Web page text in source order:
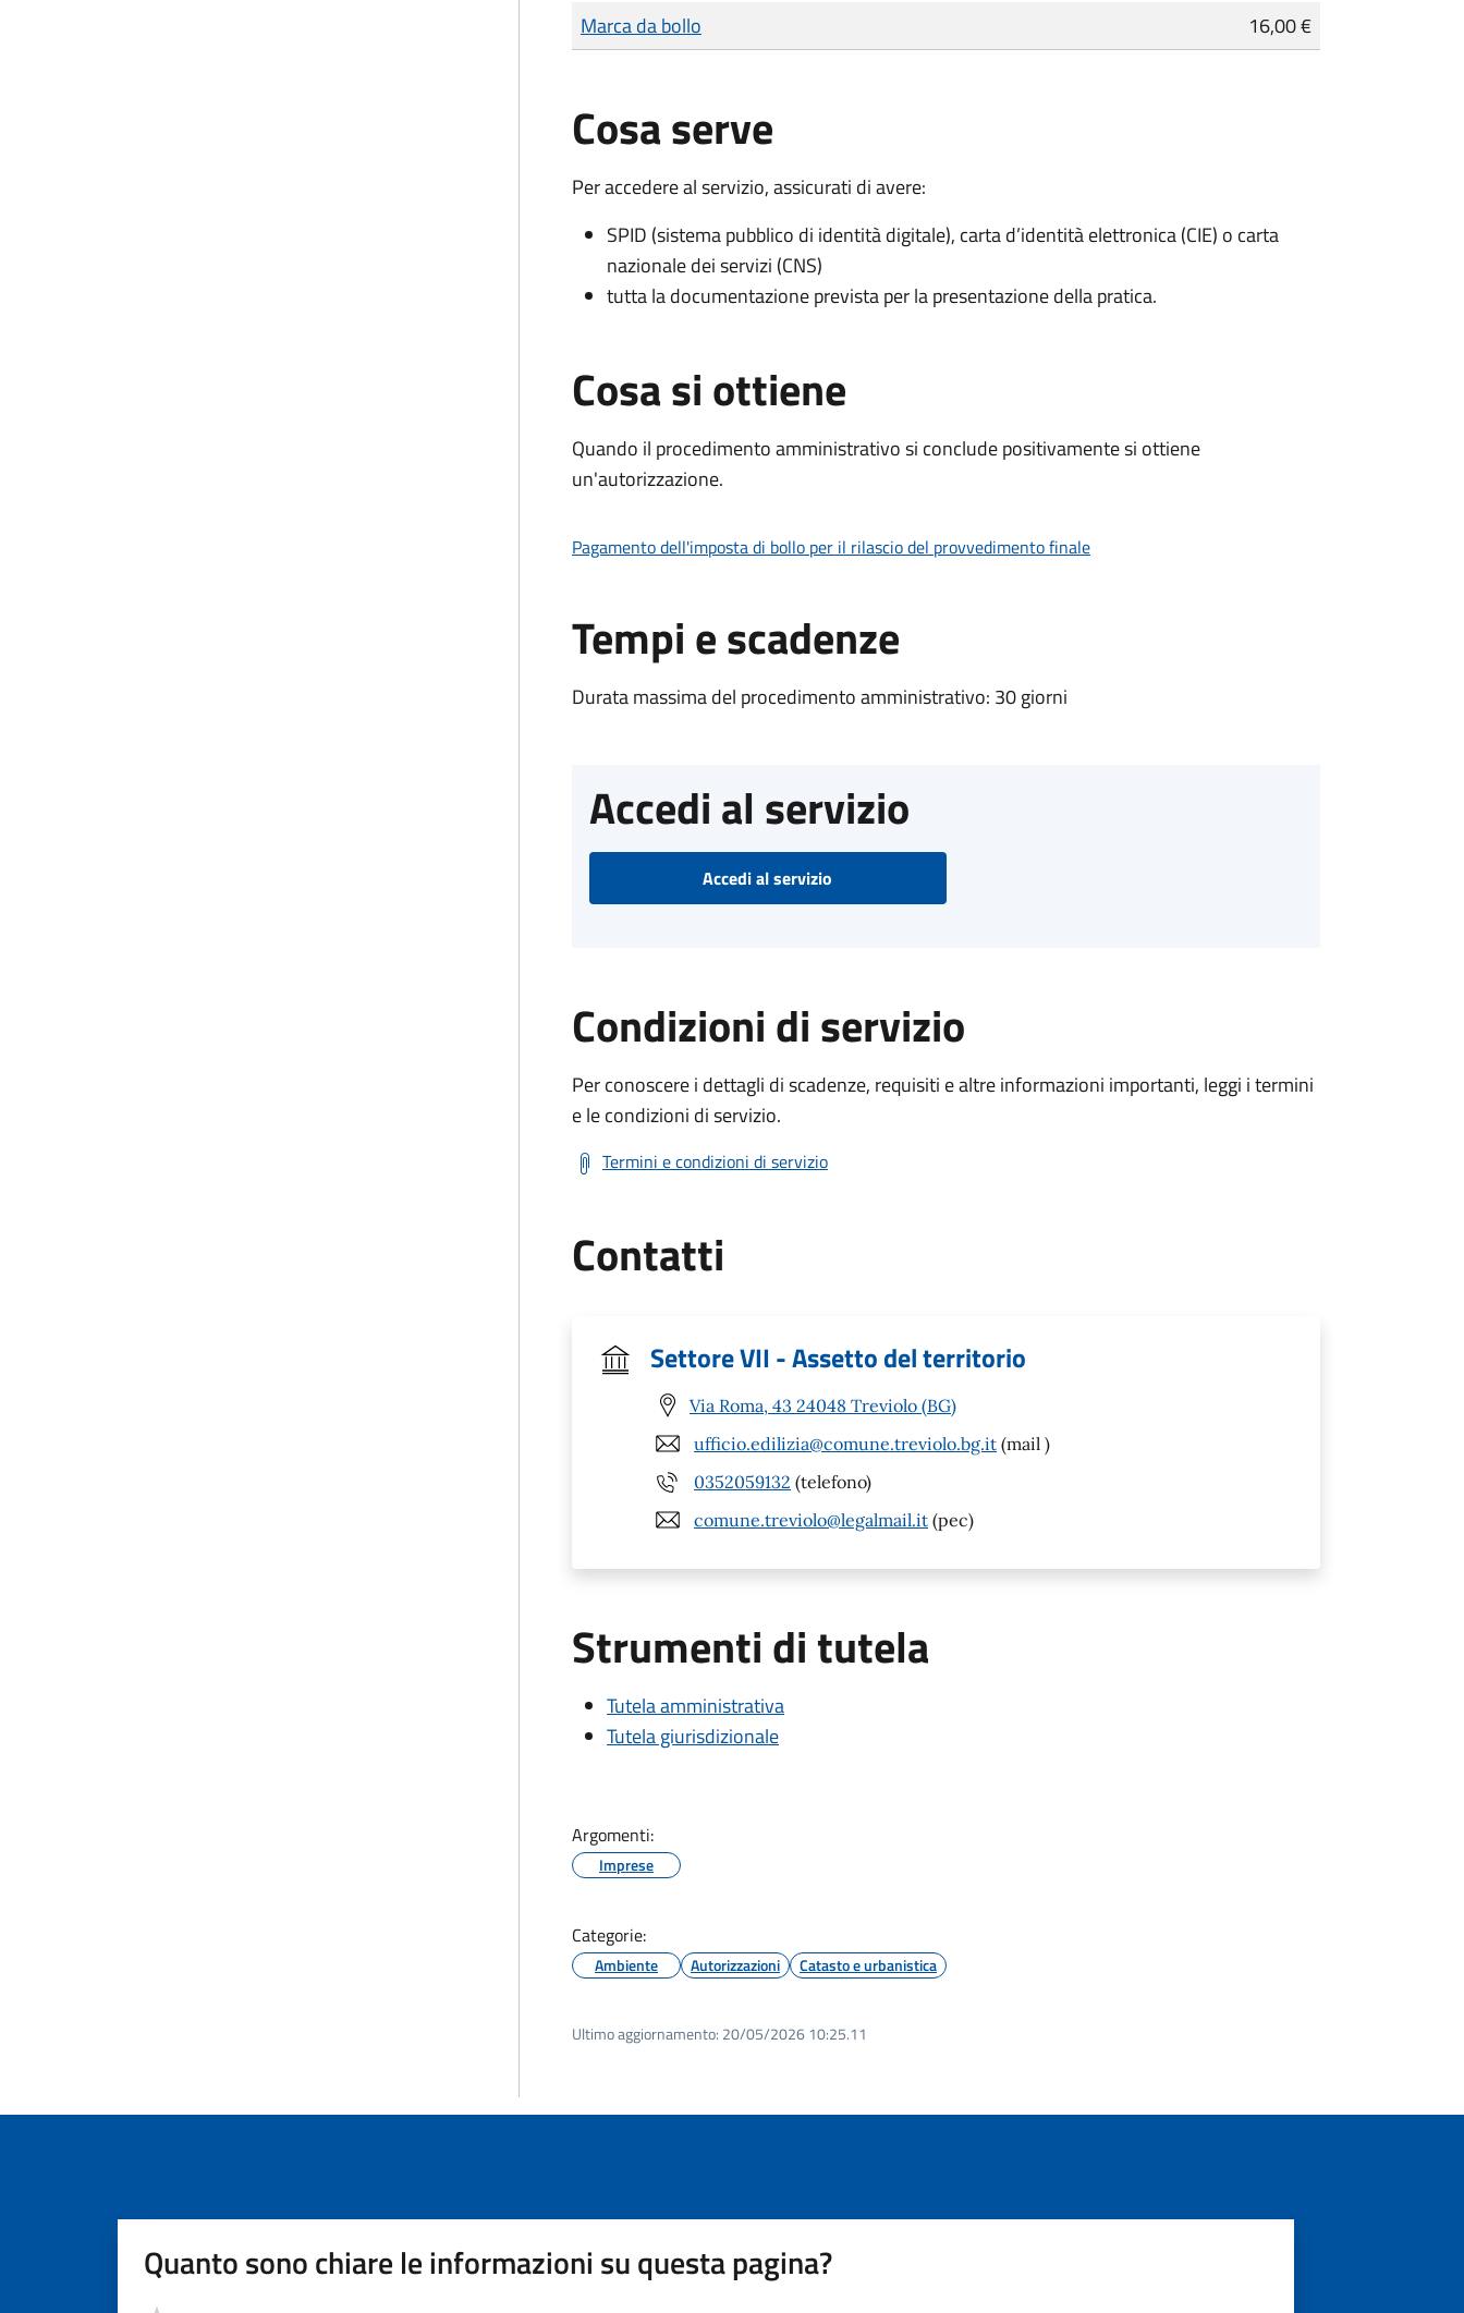
Tipo di pagamento
Importo
Marca da bollo 16,00 €
Cosa serve
Per accedere al servizio, assicurati di avere:
SPID (sistema pubblico di identità digitale), carta d’identità elettronica (CIE) o carta
nazionale dei servizi (CNS)
tutta la documentazione prevista per la presentazione della pratica.
Cosa si ottiene
Quando il procedimento amministrativo si conclude positivamente si ottiene
un'autorizzazione.
Pagamento dell'imposta di bollo per il rilascio del provvedimento finale
Tempi e scadenze
Durata massima del procedimento amministrativo: 30 giorni
Accedi al servizio
Accedi al servizio
Condizioni di servizio
Per conoscere i dettagli di scadenze, requisiti e altre informazioni importanti, leggi i termini
e le condizioni di servizio.
Termini e condizioni di servizio
Contatti
Settore VII - Assetto del territorio
Via Roma, 43 24048 Treviolo (BG)
ufficio.edilizia@comune.treviolo.bg.it (mail )
0352059132 (telefono)
comune.treviolo@legalmail.it (pec)
Strumenti di tutela
Tutela amministrativa
Tutela giurisdizionale
Argomenti:
Imprese
Categorie:
Ambiente Autorizzazioni Catasto e urbanistica
Ultimo aggiornamento: 20/05/2026 10:25.11
Quanto sono chiare le informazioni su questa pagina?